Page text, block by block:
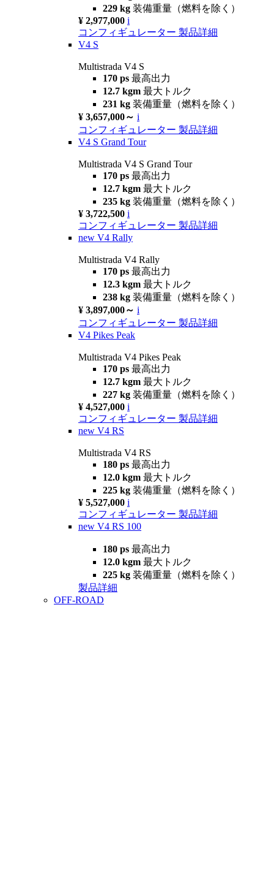
229 kg 装備重量（燃料を除く）
¥ 2,977,000 i
コンフィギュレーター 製品詳細
V4 S
Multistrada V4 S
170 ps 最高出力
12.7 kgm 最大トルク
231 kg 装備重量（燃料を除く）
¥ 3,657,000～ i
コンフィギュレーター 製品詳細
V4 S Grand Tour
Multistrada V4 S Grand Tour
170 ps 最高出力
12.7 kgm 最大トルク
235 kg 装備重量（燃料を除く）
¥ 3,722,500 i
コンフィギュレーター 製品詳細
new V4 Rally
Multistrada V4 Rally
170 ps 最高出力
12.3 kgm 最大トルク
238 kg 装備重量（燃料を除く）
¥ 3,897,000～ i
コンフィギュレーター 製品詳細
V4 Pikes Peak
Multistrada V4 Pikes Peak
170 ps 最高出力
12.7 kgm 最大トルク
227 kg 装備重量（燃料を除く）
¥ 4,527,000 i
コンフィギュレーター 製品詳細
new V4 RS
Multistrada V4 RS
180 ps 最高出力
12.0 kgm 最大トルク
225 kg 装備重量（燃料を除く）
¥ 5,527,000 i
コンフィギュレーター 製品詳細
new V4 RS 100
180 ps 最高出力
12.0 kgm 最大トルク
225 kg 装備重量（燃料を除く）
製品詳細
OFF-ROAD